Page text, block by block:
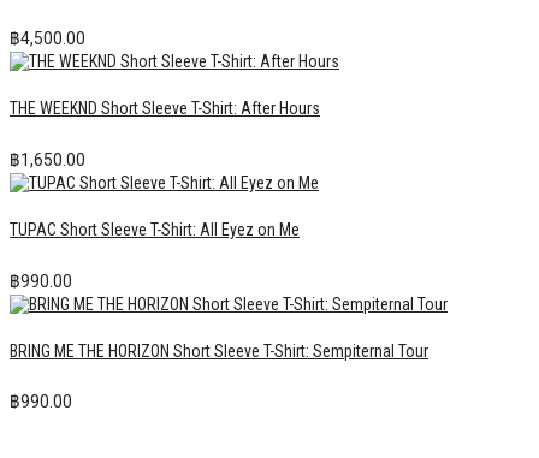
฿4,500.00
THE WEEKND Short Sleeve T-Shirt: After Hours
฿1,650.00
TUPAC Short Sleeve T-Shirt: All Eyez on Me
฿990.00
BRING ME THE HORIZON Short Sleeve T-Shirt: Sempiternal Tour
฿990.00